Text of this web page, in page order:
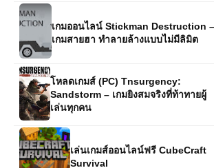
โหลดเกมส์ (PC) Tnsurgency:
Sandstorm – เกมยิงสมจริงที่ท้าทายผู้
เล่นทุกคน
เล่นเกมส์ออนไลน์ฟรี CubeCraft
Survival
เกมส์ออนไลน์ฟรี Alien Sky Invasion